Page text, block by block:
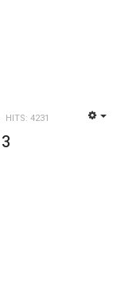
HITS: 4231